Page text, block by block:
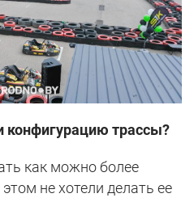
трассы?
как можно более
не хотели делать ее